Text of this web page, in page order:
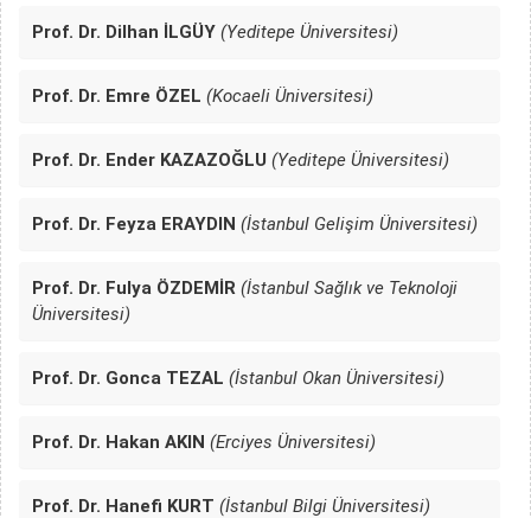
Prof. Dr. Dilhan İLGÜY (Yeditepe Üniversitesi)
Prof. Dr. Emre ÖZEL (Kocaeli Üniversitesi)
Prof. Dr. Ender KAZAZOĞLU (Yeditepe Üniversitesi)
Prof. Dr. Feyza ERAYDIN (İstanbul Gelişim Üniversitesi)
Prof. Dr. Fulya ÖZDEMİR (İstanbul Sağlık ve Teknoloji
Üniversitesi)
Prof. Dr. Gonca TEZAL (İstanbul Okan Üniversitesi)
Prof. Dr. Hakan AKIN (Erciyes Üniversitesi)
Prof. Dr. Hanefi KURT (İstanbul Bilgi Üniversitesi)